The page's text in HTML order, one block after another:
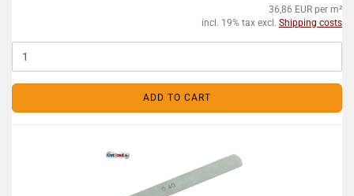
36,86 EUR per m²
incl. 19% tax excl. Shipping costs
ADD TO CART